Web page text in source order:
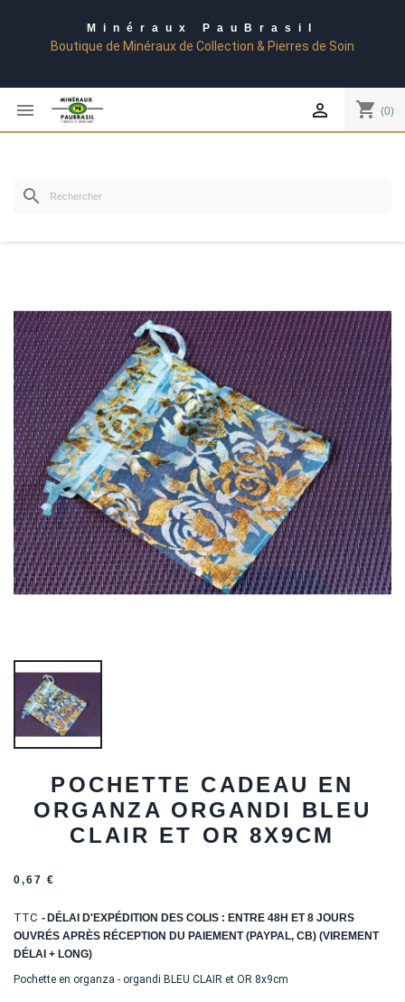
Minéraux PauBrasil
Boutique de Minéraux de Collection & Pierres de Soin
 shopping_cart (0)

search
POCHETTE CADEAU EN
ORGANZA ORGANDI BLEU
CLAIR ET OR 8X9CM
0,67 €
TTC
DÉLAI D'EXPÉDITION DES COLIS : ENTRE 48H ET 8 JOURS
OUVRÉS APRÈS RÉCEPTION DU PAIEMENT (PAYPAL, CB) (VIREMENT
DÉLAI + LONG)
Pochette en organza - organdi BLEU CLAIR et OR 8x9cm